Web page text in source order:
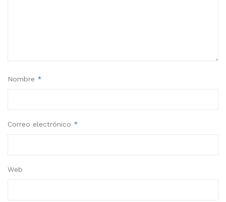
Nombre *
Correo electrónico *
Web